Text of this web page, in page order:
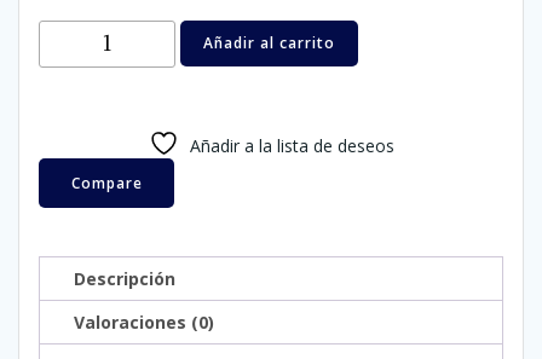
ESOTÉRICO
FUERZA
cantidad
Añadir al carrito
Añadir a la lista de deseos
Compare
Descripción
Valoraciones (0)